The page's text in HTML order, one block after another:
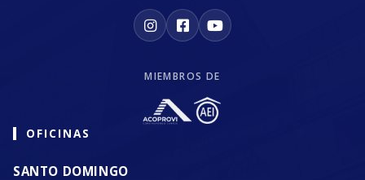
MIEMBROS DE
OFICINAS
SANTO DOMINGO